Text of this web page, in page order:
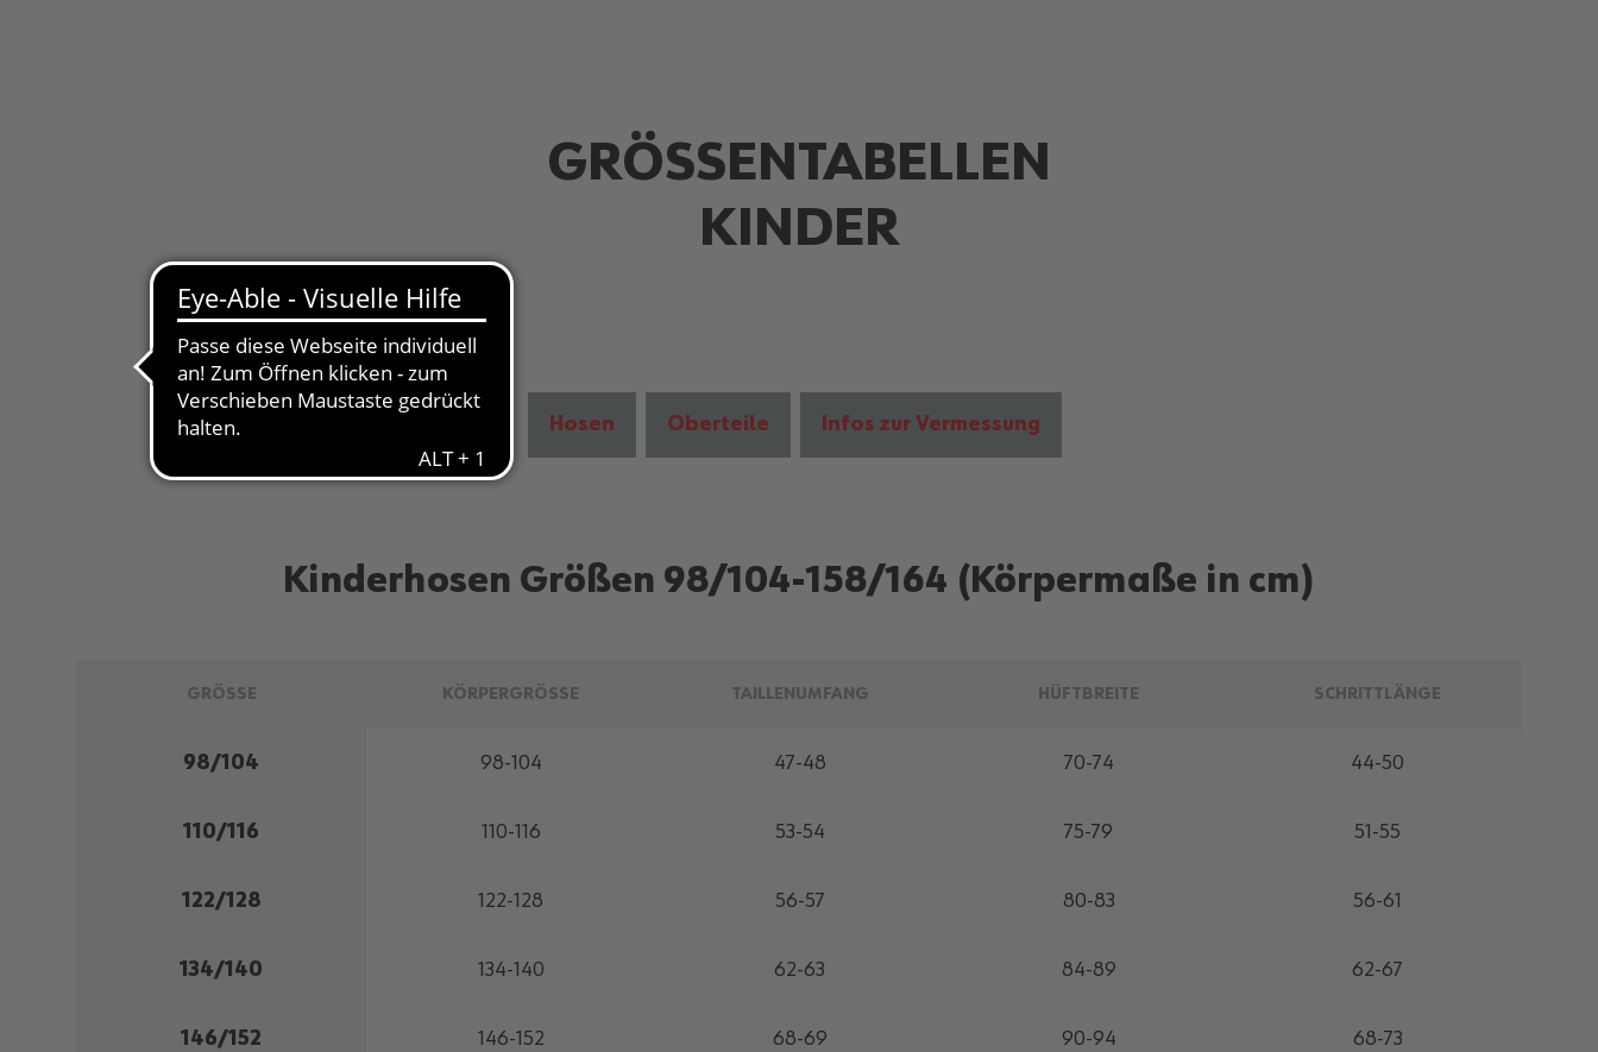
GRÖSSENTABELLEN
KINDER
Hosen Oberteile Infos zur Vermessung
Kinderhosen Größen 98/104-158/164 (Körpermaße in cm)
GRÖSSE KÖRPERGRÖSSE TAILLENUMFANG HÜFTBREITE SCHRITTLÄNGE
98/104 98-104 47-48 70-74 44-50
110/116 110-116 53-54 75-79 51-55
122/128 122-128 56-57 80-83 56-61
134/140 134-140 62-63 84-89 62-67
146/152 146-152 68-69 90-94 68-73